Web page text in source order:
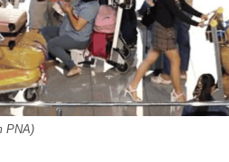
PNA)